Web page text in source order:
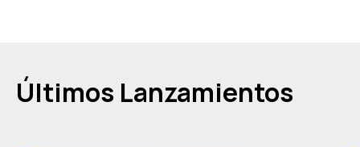
Últimos Lanzamientos